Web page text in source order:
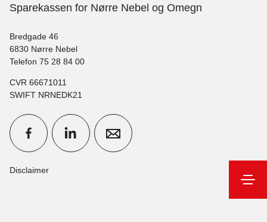
Sparekassen for Nørre Nebel og Omegn
Bredgade 46
6830 Nørre Nebel
Telefon 75 28 84 00
CVR 66671011
SWIFT NRNEDK21
Disclaimer